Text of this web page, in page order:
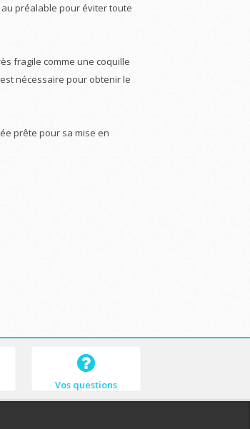
préalable pour éviter toute
fragile comme une coquille
nécessaire pour obtenir le
prête pour sa mise en
Vos questions